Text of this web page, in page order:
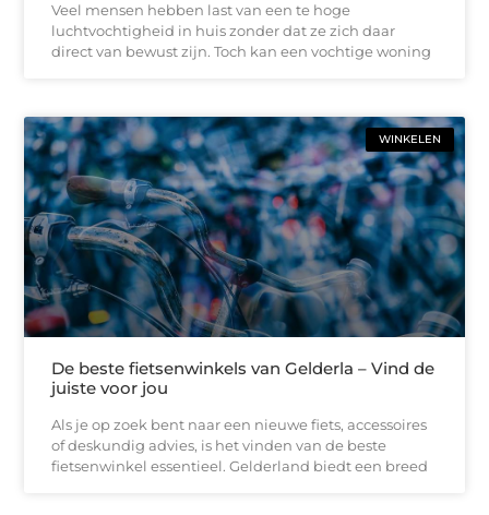
Veel mensen hebben last van een te hoge
luchtvochtigheid in huis zonder dat ze zich daar
direct van bewust zijn. Toch kan een vochtige woning
WINKELEN
De beste fietsenwinkels van Gelderla – Vind de
juiste voor jou
Als je op zoek bent naar een nieuwe fiets, accessoires
of deskundig advies, is het vinden van de beste
fietsenwinkel essentieel. Gelderland biedt een breed